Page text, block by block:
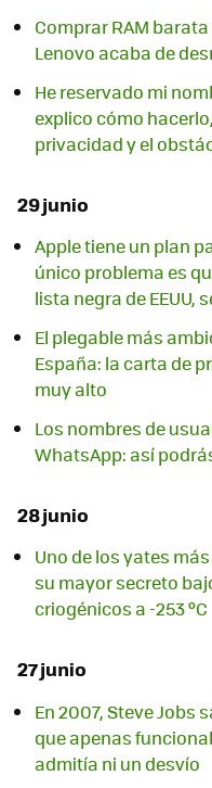
Comprar RAM
Lenovo acaba de
He reservado mi
explico cómo
privacidad y el
29 junio
Apple tiene un plan
único problema es
lista negra de EEUU,
El plegable más
España: la carta de
muy alto
Los nombres de
WhatsApp: así
28 junio
Uno de los yates
su mayor secreto
criogénicos a -253 ºC
27 junio
En 2007, Steve Jobs
que apenas
admitía ni un desvío